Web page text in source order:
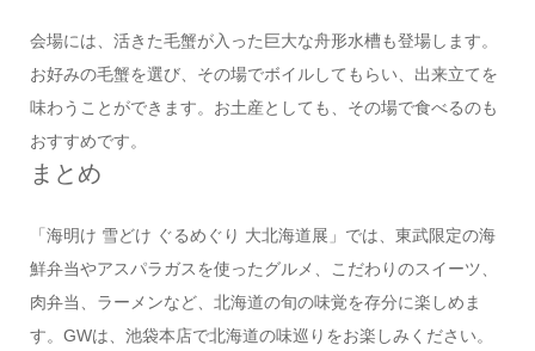
会場には、活きた毛蟹が入った巨大な舟形水槽も登場します。
お好みの毛蟹を選び、その場でボイルしてもらい、出来立てを
味わうことができます。お土産としても、その場で食べるのも
おすすめです。
まとめ
「海明け 雪どけ ぐるめぐり 大北海道展」では、東武限定の海
鮮弁当やアスパラガスを使ったグルメ、こだわりのスイーツ、
肉弁当、ラーメンなど、北海道の旬の味覚を存分に楽しめま
す。GWは、池袋本店で北海道の味巡りをお楽しみください。